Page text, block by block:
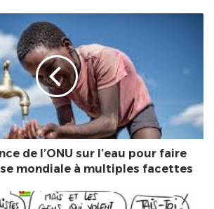
de l’ONU sur l’eau pour faire
mondiale à multiples facettes